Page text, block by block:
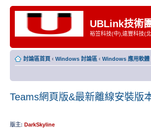
UBLink技術
裕笠科技(中),遠豐科技(
討論區首頁 ‹ Windows 討論區 ‹ Windows 應用軟體
Teams網頁版&最新離線安裝版
版主: DarkSkyline